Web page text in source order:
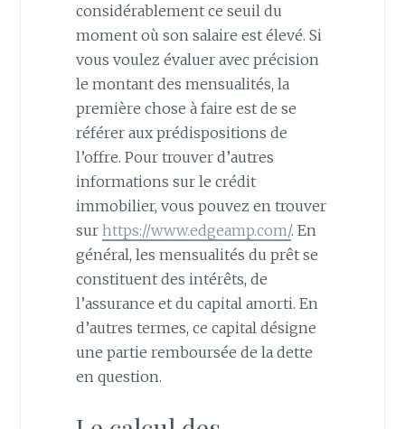
considérablement ce seuil du
moment où son salaire est élevé. Si
vous voulez évaluer avec précision
le montant des mensualités, la
première chose à faire est de se
référer aux prédispositions de
l’offre. Pour trouver d’autres
informations sur le crédit
immobilier, vous pouvez en trouver
sur https://www.edgeamp.com/. En
général, les mensualités du prêt se
constituent des intérêts, de
l’assurance et du capital amorti. En
d’autres termes, ce capital désigne
une partie remboursée de la dette
en question.